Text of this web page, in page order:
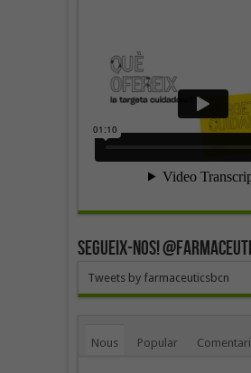
SEGUEIX-NOS!
Tweets by farmaceuticsbcn
Nous Popular